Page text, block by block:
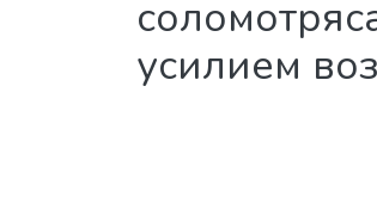
усилием